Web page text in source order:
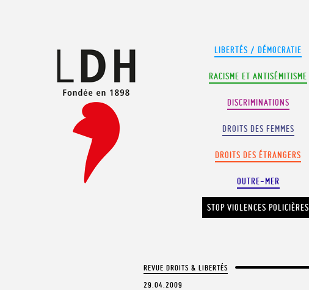
LIBERTÉS / DÉMOCRATIE
RACISME ET ANTISÉMITISME
DISCRIMINATIONS
DROITS DES FEMMES
DROITS DES ÉTRANGERS
OUTRE-MER
STOP VIOLENCES POLICIÈRES
REVUE DROITS & LIBERTÉS
29.04.2009